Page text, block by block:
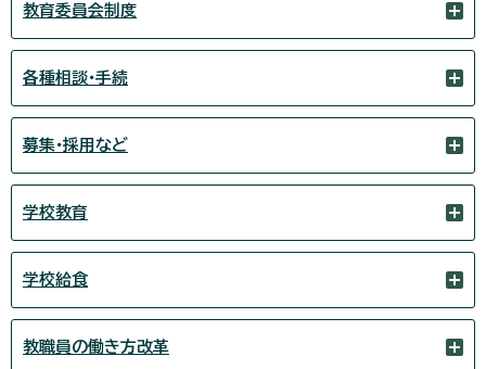
教育委員会制度
各種相談・手続
募集・採用など
学校教育
学校給食
教職員の働き方改革